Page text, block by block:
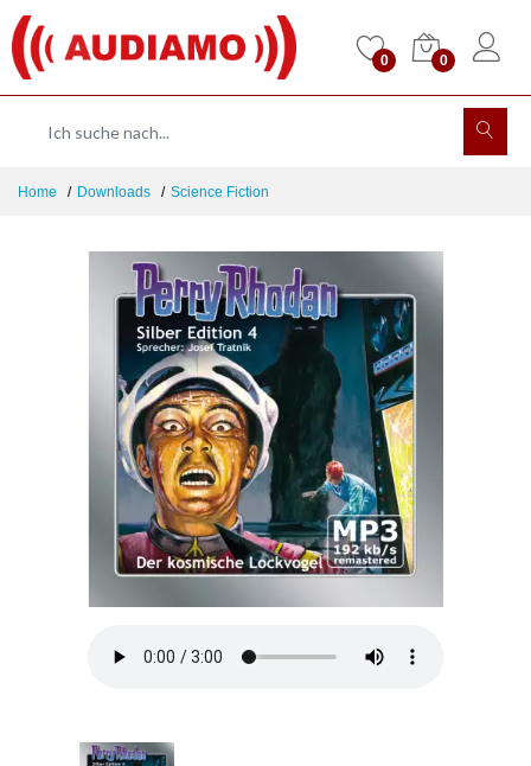
0 0
Home Downloads Science Fiction